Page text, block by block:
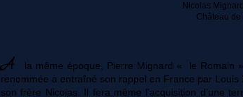
Nicolas
Château
A
la même époque, Pierre Mignard « le Romain
renommée a entraîné son rappel en France par
son frère Nicolas. Il fera même l’acquisition d’une